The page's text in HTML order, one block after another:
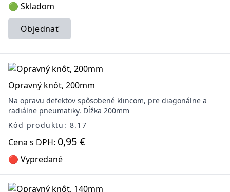
🟢 Skladom
Objednať
Opravný knôt, 200mm
Na opravu defektov spôsobené klincom, pre diagonálne a
radiálne pneumatiky. Dĺžka 200mm
Kód produktu: 8.17
Cena s DPH: 0,95 €
🔴 Vypredané